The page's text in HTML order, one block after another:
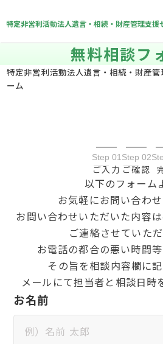
特定非営利活動法人遺言・相続・財産管理支援
無料相談フ
特定非営利活動法人遺言・相続・財産管
ーム
Step 01
ご入力
Step 02
ご確認
以下のフォーム
お気軽にお問い合わせ
お問い合わせいただいた内容
ご連絡させていただ
お電話の都合の悪い時間等
その旨を相談内容欄に記
メールにて担当者と相談日時
お名前